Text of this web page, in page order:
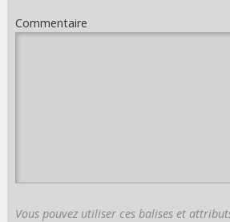
Commentaire
Vous pouvez utiliser ces balises et